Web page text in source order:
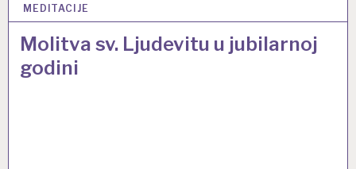
MEDITACIJE
Molitva sv. Ljudevitu u jubilarnoj
godini
16 SVI 2014